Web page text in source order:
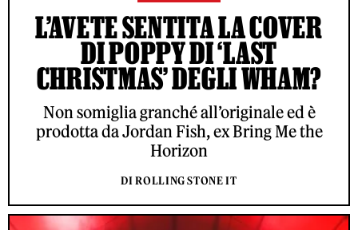
L’AVETE SENTITA LA COVER
DI POPPY DI ‘LAST
CHRISTMAS’ DEGLI WHAM?
Non somiglia granché all’originale ed è
prodotta da Jordan Fish, ex Bring Me the
Horizon
DI ROLLING STONE IT